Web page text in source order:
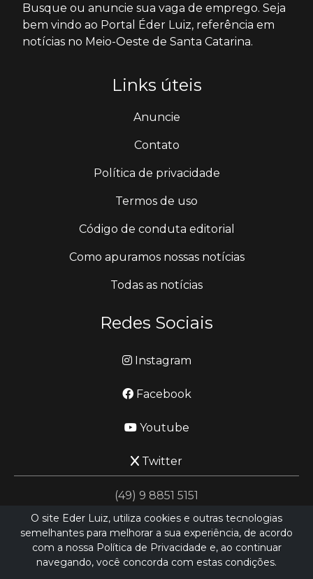
Busque ou anuncie sua vaga de emprego. Seja
bem vindo ao Portal Éder Luiz, referência em
notícias no Meio-Oeste de Santa Catarina.
Links úteis
Anuncie
Contato
Política de privacidade
Termos de uso
Código de conduta editorial
Como apuramos nossas notícias
Todas as notícias
Redes Sociais
Instagram
Facebook
Youtube
Twitter
(49) 9 8851 5151
jornalismo@ederluiz.com.vc
O site Eder Luiz, utiliza cookies e outras tecnologias
semelhantes para melhorar a sua experiência, de acordo
com a nossa Política de Privacidade e, ao continuar
navegando, você concorda com estas condições.